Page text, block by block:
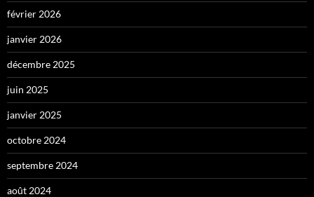
février 2026
janvier 2026
décembre 2025
juin 2025
janvier 2025
octobre 2024
septembre 2024
août 2024